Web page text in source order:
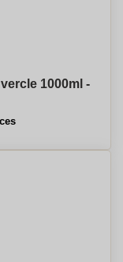
1000ml -